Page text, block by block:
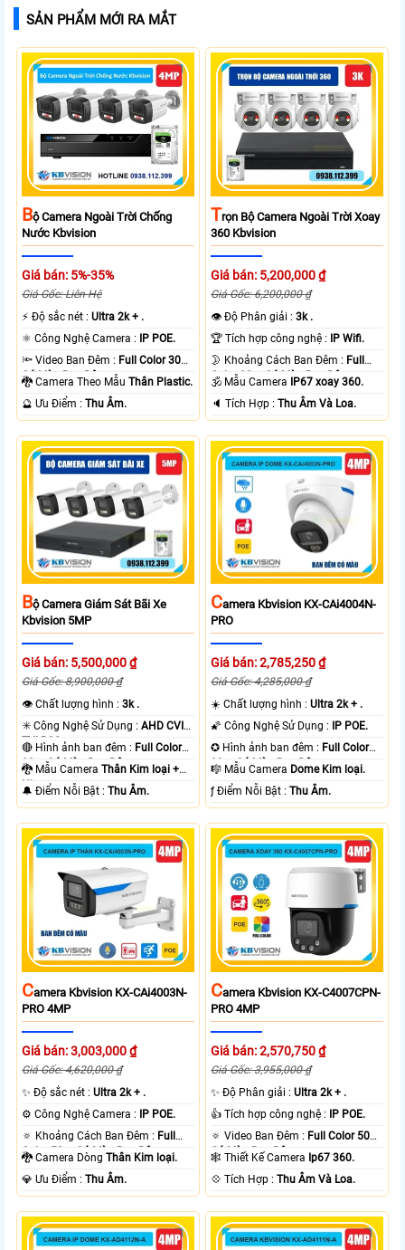
SẢN PHẨM MỚI RA MẮT
BỘ Camera Ngoài Trời Chống
Nước Kbvision
Giá bán: 5%-35%
Giá Gốc: Liên Hệ
️⚡ Độ sắc nét :Ultra 2k + .
⚛️ Công Nghệ Camera : IP POE.
🔦 Video Ban Đêm : Full Color 30m
Có Màu Ban Ðêm.
🐉️ Camera Theo MẫuThân Plastic.
️🔮 Ưu Điểm :Thu Âm.
TRọn Bộ Camera Ngoài Trời Xoay
360 Kbvision
Giá bán: 5,200,000 ₫
Giá Gốc: 6,200,000 ₫
👁 Độ Phân giải :3k .
🏆 Tích hợp công nghệ : IP Wifi.
🌛 Khoảng Cách Ban Đêm : Full
Color 30m Có Màu Ban Ðêm.
🕉️ Mẫu Camera IP67 xoay 360.
️🔈 Tích Hợp :Thu Âm Và Loa.
BỘ Camera Giám Sát Bãi Xe
Kbvision 5MP
Giá bán: 5,500,000 ₫
Giá Gốc: 8,900,000 ₫
👁 Chất lượng hình :3k .
✳️ Công Nghệ Sử Dụng :AHD CVI
TVI BCS.
🔴 Hình ảnh ban đêm : Full Color
80m Có Màu Ban Ðêm.
🐉️ Mẫu CameraThân Kim loại +
Nhựa.
️🔔 Điểm Nỗi Bật :Thu Âm.
CAmera Kbvision KX-CAi4004N-
PRO
Giá bán: 2,785,250 ₫
Giá Gốc: 4,285,000 ₫
☀️ Chất lượng hình :Ultra 2k + .
🌠 Công Nghệ Sử Dụng :
IP POE.
✪ Hình ảnh ban đêm : Full Color
30m Có Màu Ban Ðêm.
🎼️ Mẫu Camera Dome Kim loại.
️ƒ Điểm Nỗi Bật :Thu Âm.
CAmera Kbvision KX-CAi4003N-
PRO 4MP
Giá bán: 3,003,000 ₫
Giá Gốc: 4,620,000 ₫
✨ Độ sắc nét :Ultra 2k + .
⚙ Công Nghệ Camera :
IP POE.
🔅 Khoảng Cách Ban Đêm : Full
Color 50m Có Màu Ban Ðêm.
🐉️ Camera DòngThân Kim loại.
️💎 Ưu Điểm :Thu Âm.
CAmera Kbvision KX-C4007CPN-
PRO 4MP
Giá bán: 2,570,750 ₫
Giá Gốc: 3,955,000 ₫
✨ Độ Phân giải :Ultra 2k + .
👍 Tích hợp công nghệ :
IP POE.
🔅 Video Ban Đêm : Full Color 50m
Có Màu Ban Ðêm.
🕸️ Thiết Kế Camera Ip67 360.
️💠 Tích Hợp :Thu Âm Và Loa.